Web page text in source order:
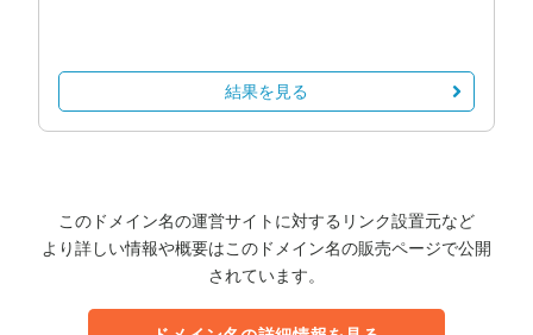
結果を見る
このドメイン名の運営サイトに対するリンク設置元など
より詳しい情報や概要はこのドメイン名の販売ページで公開
されています。